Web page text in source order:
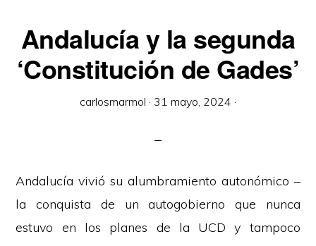
Andalucía y la segunda
‘Constitución de Gades’
carlosmarmol · 31 mayo, 2024 ·
Andalucía vivió su alumbramiento autonómico –
la conquista de un autogobierno que nunca
estuvo en los planes de la UCD y tampoco